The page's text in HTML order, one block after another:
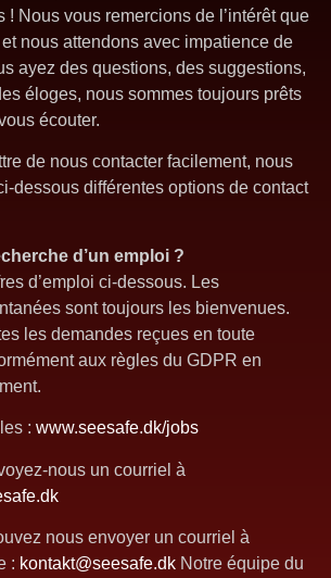
! Nous vous remercions de l’intérêt que
nous attendons avec impatience de
ayez des questions, des suggestions,
éloges, nous sommes toujours prêts
écouter.
de nous contacter facilement, nous
dessous différentes options de contact
d’un emploi ?
d’emploi ci-dessous. Les
sont toujours les bienvenues.
les demandes reçues en toute
aux règles du GDPR en
: www.seesafe.dk/jobs
nous un courriel à
nous envoyer un courriel à
: kontakt@seesafe.dk Notre équipe du